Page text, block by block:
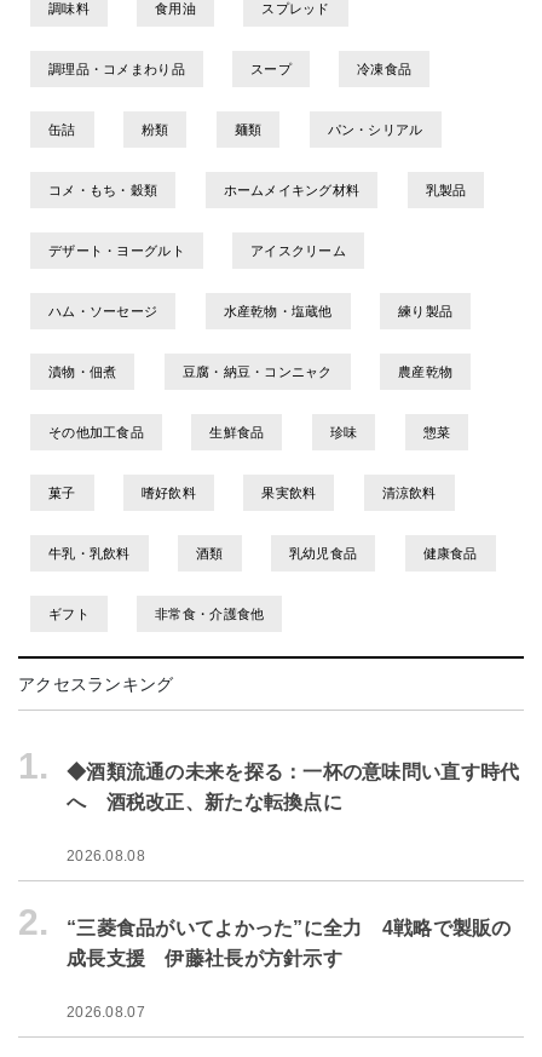
調味料 食用油 スプレッド
調理品・コメまわり品 スープ 冷凍食品
缶詰 粉類 麺類 パン・シリアル
コメ・もち・穀類 ホームメイキング材料 乳製品
デザート・ヨーグルト アイスクリーム
ハム・ソーセージ 水産乾物・塩蔵他 練り製品
漬物・佃煮 豆腐・納豆・コンニャク 農産乾物
その他加工食品 生鮮食品 珍味 惣菜
菓子 嗜好飲料 果実飲料 清涼飲料
牛乳・乳飲料 酒類 乳幼児食品 健康食品
ギフト 非常食・介護食他
アクセスランキング
1.
◆酒類流通の未来を探る：一杯の意味問い直す時代
へ 酒税改正、新たな転換点に
2026.08.08
2.
“三菱食品がいてよかった”に全力 4戦略で製販の
成長支援 伊藤社長が方針示す
2026.08.07